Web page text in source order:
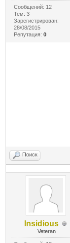
Сообщений: 12
Тем: 3
Зарегистрирован:
28/08/2015
Репутация: 0
Поиск
Insidious
Veteran